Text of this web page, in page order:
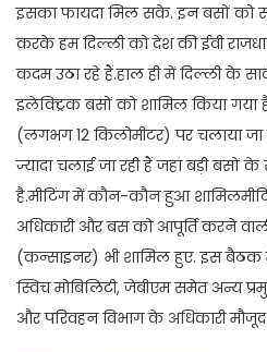
इसका फायदा मिल सके. इन बसों को
करके हम दिल्ली को देश की ईवी
कदम उठा रहे हैं.हाल ही में दिल्ली के
इलेक्ट्रिक बसों को शामिल किया गया
(लगभग 12 किलोमीटर) पर चलाया जा
ज्यादा चलाई जा रही हैं जहां बड़ी
है.मीटिंग में कौन-कौन हुआ
अधिकारी और बस को आपूर्ति करने
(कन्साइनर) भी शामिल हुए. इस बैठक
स्विच मोबिलिटी, जेबीएम समेत अन्य
और परिवहन विभाग के अधिकारी